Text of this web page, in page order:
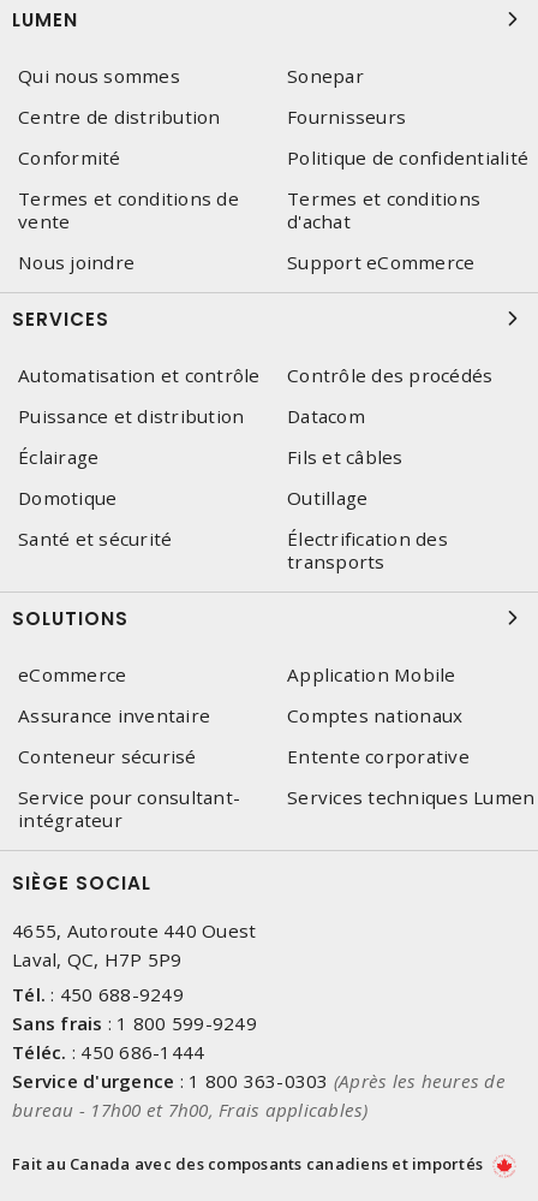
LUMEN
Qui nous sommes
Sonepar
Centre de distribution
Fournisseurs
Conformité
Politique de confidentialité
Termes et conditions de
vente
Termes et conditions
d'achat
Nous joindre
Support eCommerce
SERVICES
Automatisation et contrôle
Contrôle des procédés
Puissance et distribution
Datacom
Éclairage
Fils et câbles
Domotique
Outillage
Santé et sécurité
Électrification des
transports
SOLUTIONS
eCommerce
Application Mobile
Assurance inventaire
Comptes nationaux
Conteneur sécurisé
Entente corporative
Service pour consultant-
intégrateur
Services techniques Lumen
SIÈGE SOCIAL
4655, Autoroute 440 Ouest
Laval, QC, H7P 5P9
Tél. : 450 688-9249
Sans frais : 1 800 599-9249
Téléc. : 450 686-1444
Service d'urgence : 1 800 363-0303 (Après les heures de
bureau - 17h00 et 7h00, Frais applicables)
Fait au Canada avec des composants canadiens et importés